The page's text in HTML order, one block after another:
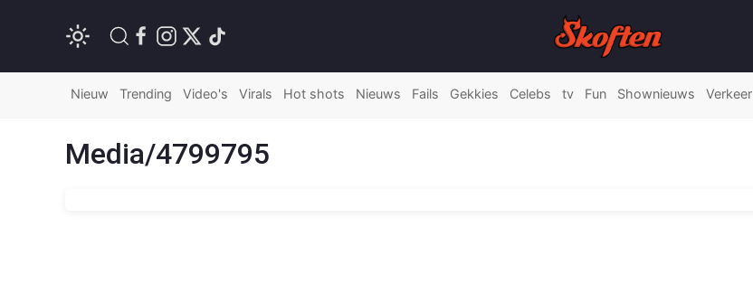
Nieuw Trending Video's Virals Hot shots Nieuws Fails Gekkies Celebs tv Fun Shownieuws Verkeer
Media/4799795